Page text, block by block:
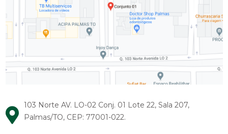
103 Norte AV. LO-02 Conj. 01 Lote 22, Sala 207,
Palmas/TO, CEP: 77001-022.